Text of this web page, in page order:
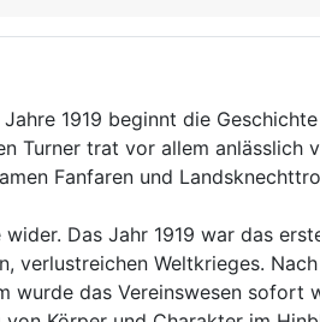
1919 beginnt die
Turner trat vor allem anlässlich
Fanfaren und
Das Jahr 1919 war das
verlustreichen Weltkrieges.
das Vereinswesen sofort